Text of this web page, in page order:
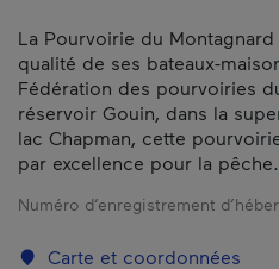
La Pourvoirie du
qualité de ses bateaux-
Fédération des pourvoiries
réservoir Gouin, dans la
lac Chapman, cette
par excellence pour la pêche.
Numéro d’enregistrement
Carte et coordonnées